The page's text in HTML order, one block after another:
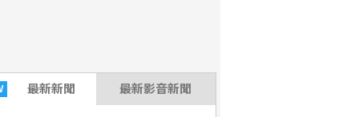
最新新聞 最新影音新聞